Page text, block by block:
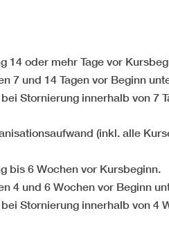
14 oder mehr Tage vor
7 und 14 Tagen vor Beginn
Stornierung innerhalb von 7
(inkl. alle
bis 6 Wochen vor Kursbeginn.
4 und 6 Wochen vor Beginn
Stornierung innerhalb von 4